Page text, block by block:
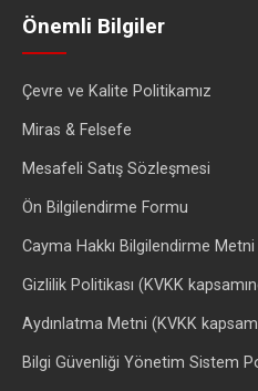
Önemli Bilgiler
Çevre ve Kalite Politikamız
Miras & Felsefe
Mesafeli Satış Sözleşmesi
Ön Bilgilendirme Formu
Cayma Hakkı Bilgilendirme Metni
Gizlilik Politikası (KVKK
Aydınlatma Metni (KVKK
Bilgi Güvenliği Yönetim Sistem